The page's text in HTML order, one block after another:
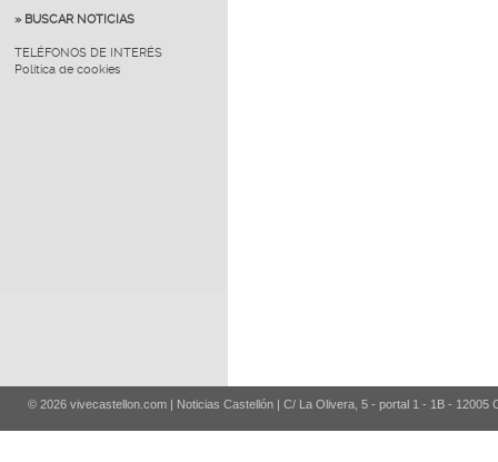
» BUSCAR NOTICIAS
TELÉFONOS DE INTERÉS
Política de cookies
© 2026 vivecastellon.com | Noticias Castellón | C/ La Olivera, 5 - portal 1 - 1B - 12005